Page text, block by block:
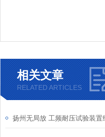
相关文章
RELATED ARTICLES